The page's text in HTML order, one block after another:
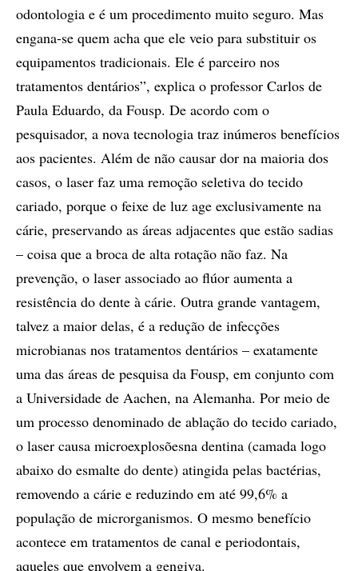
odontologia e é um procedimento muito seguro. Mas
engana-se quem acha que ele veio para substituir os
equipamentos tradicionais. Ele é parceiro nos
tratamentos dentários”, explica o professor Carlos de
Paula Eduardo, da Fousp. De acordo com o
pesquisador, a nova tecnologia traz inúmeros benefícios
aos pacientes. Além de não causar dor na maioria dos
casos, o laser faz uma remoção seletiva do tecido
cariado, porque o feixe de luz age exclusivamente na
cárie, preservando as áreas adjacentes que estão sadias
– coisa que a broca de alta rotação não faz. Na
prevenção, o laser associado ao flúor aumenta a
resistência do dente à cárie. Outra grande vantagem,
talvez a maior delas, é a redução de infecções
microbianas nos tratamentos dentários – exatamente
uma das áreas de pesquisa da Fousp, em conjunto com
a Universidade de Aachen, na Alemanha. Por meio de
um processo denominado de ablação do tecido cariado,
o laser causa microexplosõesna dentina (camada logo
abaixo do esmalte do dente) atingida pelas bactérias,
removendo a cárie e reduzindo em até 99,6% a
população de microrganismos. O mesmo benefício
acontece em tratamentos de canal e periodontais,
aqueles que envolvem a gengiva.